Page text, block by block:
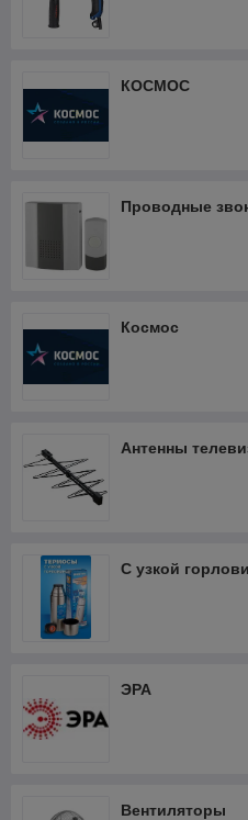
КОСМОС
Проводные
Космос
Антенны
С узкой
ЭРА
Вентиляторы